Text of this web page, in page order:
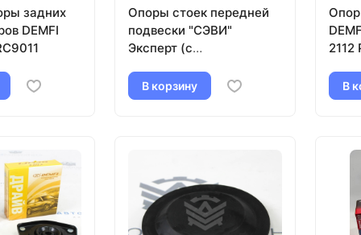
задних
DEMFI
Опоры стоек передней
подвески "СЭВИ"
Эксперт (с
Приора
В корзину
2112
В